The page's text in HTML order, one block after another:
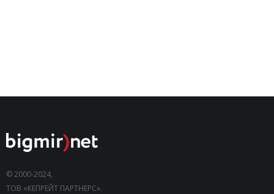
© 2000-2024,
ТОВ «КЕПРЕЙТ ПАРТНЕРС».